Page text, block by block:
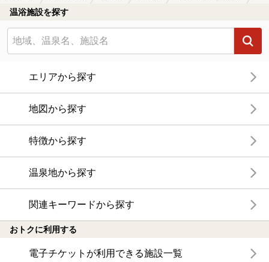
温浴施設を探す
エリアから探す
地図から探す
特徴から探す
温泉地から探す
関連キーワードから探す
おトクに利用する
電子チケットが利用できる施設一覧